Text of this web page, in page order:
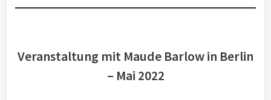
Veranstaltung mit Maude Barlow in Berlin
– Mai 2022